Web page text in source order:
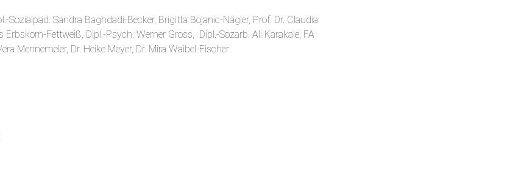
Sozialpäd. Sandra Baghdadi-Becker, Brigitta Bojanic-Nägler, Prof. Dr. Claudia
Fettweiß, Dipl.-Psych. Werner Gross, Dipl.-Sozarb. Ali Karakale, FA
Mennemeier, Dr. Heike Meyer, Dr. Mira Waibel-Fischer